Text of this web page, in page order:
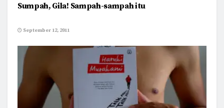
Sumpah, Gila! Sampah-sampah itu
September 12, 2011